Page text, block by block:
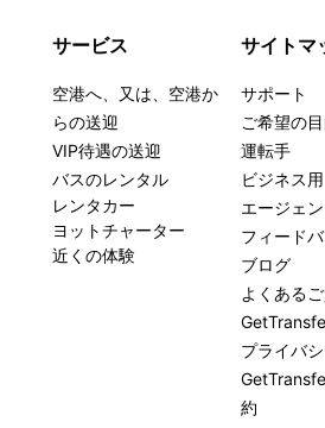
サービス
空港へ、又は、空港か
らの送迎
VIP待遇の送迎
バスのレンタル
レンタカー
ヨットチャーター
近くの体験
サイトマ
サポート
ご希望の
運転手
ビジネス用
エージェ
フィード
ブログ
よくある
プライバ
約